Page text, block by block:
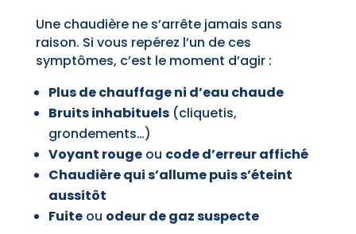
Une chaudière ne s’arrête jamais sans
raison. Si vous repérez l’un de ces
symptômes, c’est le moment d’agir :
Plus de chauffage ni d’eau chaude
Bruits inhabituels(cliquetis,
grondements…)
Voyant rougeou code d’erreur affiché
Chaudière qui s’allume puis s’éteint
aussitôt
Fuiteou odeur de gaz suspecte